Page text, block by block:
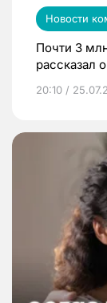
Новости
Почти 3
рассказал
20:10 /